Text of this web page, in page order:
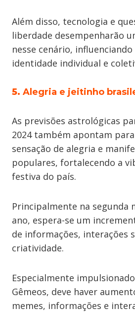
Além disso, tecnologia e
liberdade desempenharão
nesse cenário,
identidade individual e
5. Alegria e jeitinho
As previsões astrológicas
2024 também apontam
sensação de alegria e
populares, fortalecendo a
festiva do país.
Principalmente na segunda
ano, espera-se um
de informações, interações
criatividade.
Especialmente
Gêmeos, deve haver
memes, informações e